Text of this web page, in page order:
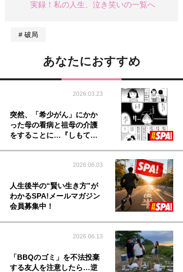
実録！私の人生、泣き笑いの一覧へ
破局
あなたにおすすめ
2026.03.23
突然、「希少がん」にかか
った母の看病と祖母の介護
をすることに…『しもて…
2026.06.03
人生後半の“賢い生き方”が
わかるSPA!メールマガジン
会員募集中！
2026.06.13
「BBQのゴミ」を不法投棄
する友人を注意したら…逆